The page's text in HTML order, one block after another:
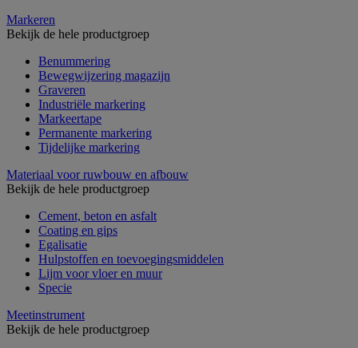
Markeren
Bekijk de hele productgroep
Benummering
Bewegwijzering magazijn
Graveren
Industriële markering
Markeertape
Permanente markering
Tijdelijke markering
Materiaal voor ruwbouw en afbouw
Bekijk de hele productgroep
Cement, beton en asfalt
Coating en gips
Egalisatie
Hulpstoffen en toevoegingsmiddelen
Lijm voor vloer en muur
Specie
Meetinstrument
Bekijk de hele productgroep